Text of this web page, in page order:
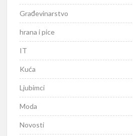
Građevinarstvo
hrana i pice
IT
Kuća
Ljubimci
Moda
Novosti